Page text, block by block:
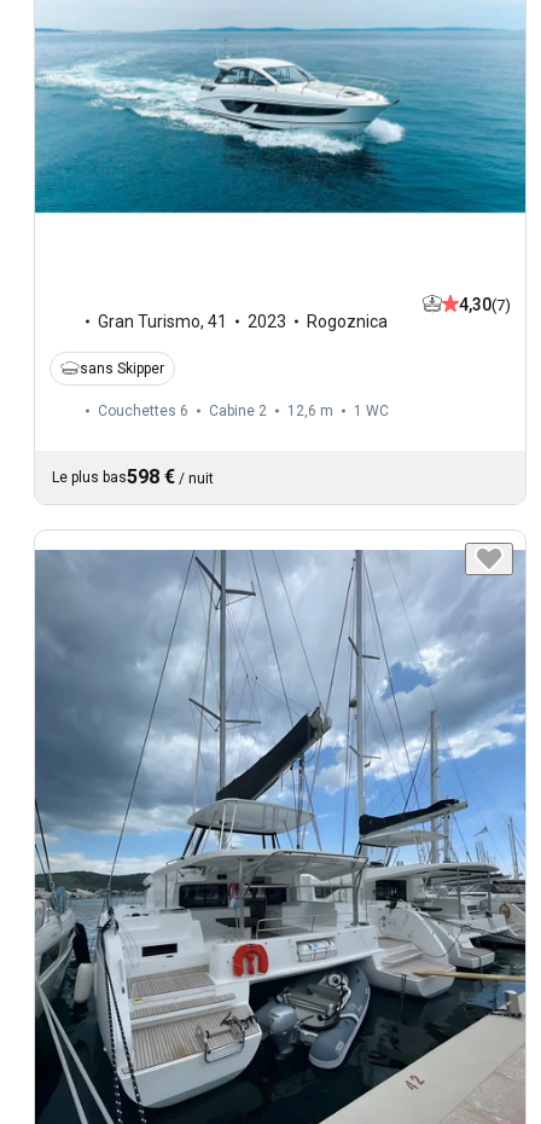
Gran Turismo, 41 2023 Rogoznica
4,30(7)
sans Skipper
Couchettes 6 Cabine 2 12,6 m 1 WC
Le plus bas598 € / nuit